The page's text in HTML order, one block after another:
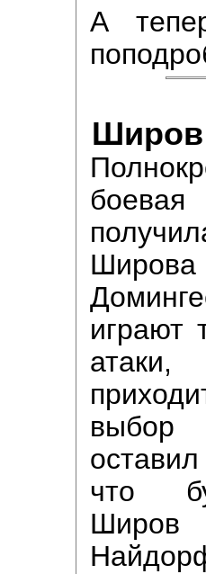
А
Широв
играют
что
Широв